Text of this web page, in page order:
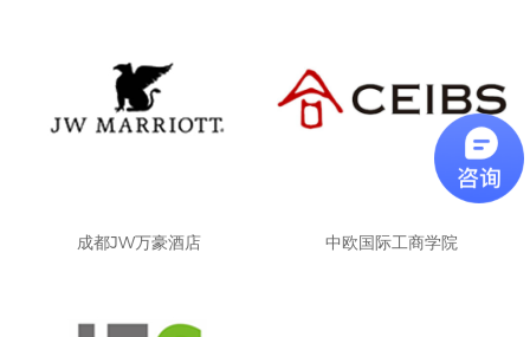
成都JW万豪酒店 中欧国际工商学院